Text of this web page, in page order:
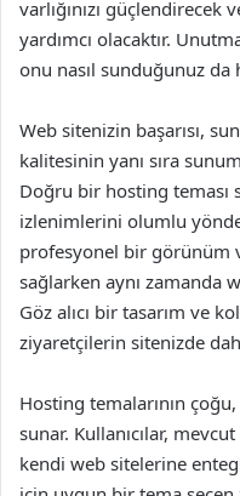
varlığınızı güçlendirecek
yardımcı olacaktır.
onu nasıl sunduğunuz da
Web sitenizin başarısı,
kalitesinin yanı sıra
Doğru bir hosting teması
izlenimlerini olumlu
profesyonel bir görünüm
sağlarken aynı zamanda
Göz alıcı bir tasarım ve
ziyaretçilerin sitenizde
Hosting temalarının
sunar. Kullanıcılar,
kendi web sitelerine